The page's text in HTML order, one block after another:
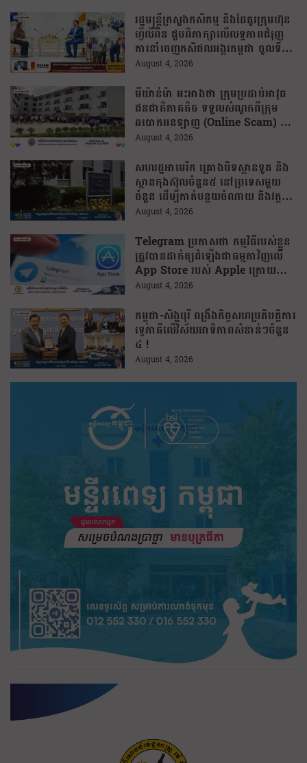
រដ្ឋមន្រ្តីក្រសួងកសិកម្ម និងដៃគូរក្រុមហ៊ុន
ហ្វីលីពីន ជួបពិភាក្សាលើលទ្ធភាពជំរុញ
ការនាំចេញកសិផលអង្ករកម្ពុជា ចូលទី
ផ្សារហ្វីលីពីន
August 4, 2026
មីយ៉ាន់ម៉ា អះអាងថា ក្រុមប្រដាប់អាវុធ
ជនជាតិភាគតិច ទទួលសំណូកពីក្រុម
ឆបោកអនឡាញ (Online Scam) ជា
ថ្នូរនឹងការជួយរត់ចូលប្រទេសថៃ!
August 4, 2026
សហរដ្ឋអាមេរិក គ្រោងបិទស្ថានទូត និង
ស្ថានកុងស៊ុលចំនួន៥ នៅប្រទេសមួយ
ចំនួន ដើម្បីកាត់បន្ថយចំណាយ និងវត្ត
មានការទូតដែលគ្មានប្រសិទ្ធភាព
August 4, 2026
Telegram ប្រកាសថា កម្មវិធីរបស់ខ្លួន
ត្រូវបានដាក់ឲ្យដំឡើងជាធម្មតាវិញលើ
App Store របស់ Apple ក្រោយបាត់
ខ្លួនដោយគ្មានការបញ្ជាក់ពីមូលហេតុ
August 4, 2026
កម្ពុជា-សិង្ហបុរី ពង្រឹងកិច្ចសហប្រតិបត្តិការ
ទ្វេភាគីលើវិស័យអាទិភាពសំខាន់ៗចំនួន
៤ !
August 4, 2026